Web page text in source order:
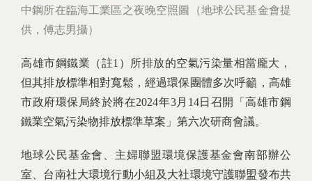
中鋼所在臨海工業區之夜晚空照圖（地球公民基金會提
供，傅志男攝）
高雄市鋼鐵業（註1）所排放的空氣污染量相當龐大，
但其排放標準相對寬鬆，經過環保團體多次呼籲，高雄
市政府環保局終於將在2024年3月14日召開「高雄市鋼
鐵業空氣污染物排放標準草案」第六次研商會議。
地球公民基金會、主婦聯盟環境保護基金會南部辦公
室、台南社大環境行動小組及大社環境守護聯盟發布共